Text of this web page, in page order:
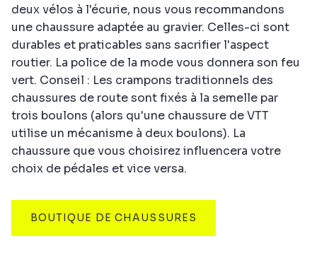
deux vélos à l'écurie, nous vous recommandons
une chaussure adaptée au gravier. Celles-ci sont
durables et praticables sans sacrifier l'aspect
routier. La police de la mode vous donnera son feu
vert. Conseil : Les crampons traditionnels des
chaussures de route sont fixés à la semelle par
trois boulons (alors qu'une chaussure de VTT
utilise un mécanisme à deux boulons). La
chaussure que vous choisirez influencera votre
choix de pédales et vice versa.
BOUTIQUE DE CHAUSSURES